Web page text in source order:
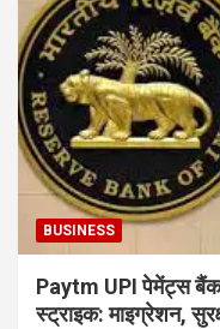
BUSINESS
Paytm UPI पेमेंट्स बैंक
स्ट्राइक: माइग्रेशन,